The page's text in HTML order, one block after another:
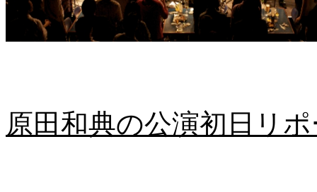
原田和典の公演初日リ